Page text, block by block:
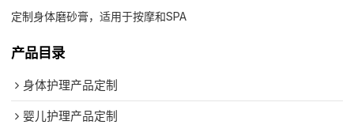
定制身体磨砂膏，适用于按摩和SPA
产品目录
身体护理产品定制
婴儿护理产品定制